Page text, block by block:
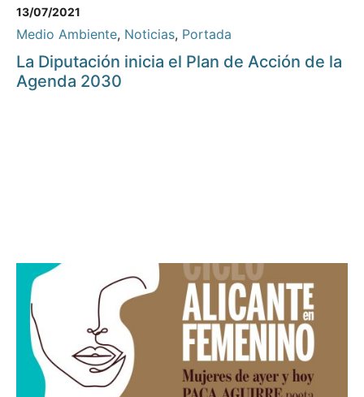
13/07/2021
Medio Ambiente, Noticias, Portada
La Diputación inicia el Plan de Acción de la
Agenda 2030